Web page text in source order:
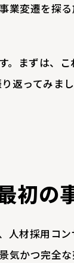
業変遷を探
。まずは、
返ってみまし
初の
材採用コン
気かつ完全